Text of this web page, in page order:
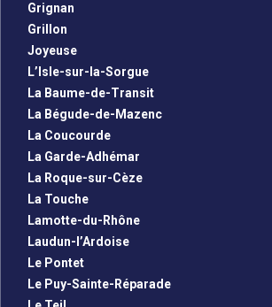
Grignan
Grillon
Joyeuse
L’Isle-sur-la-Sorgue
La Baume-de-Transit
La Bégude-de-Mazenc
La Coucourde
La Garde-Adhémar
La Roque-sur-Cèze
La Touche
Lamotte-du-Rhône
Laudun-l’Ardoise
Le Pontet
Le Puy-Sainte-Réparade